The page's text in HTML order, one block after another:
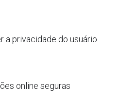
a privacidade do usuário
online seguras